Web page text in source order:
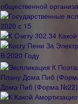
Дома Пиб (Форма №22)